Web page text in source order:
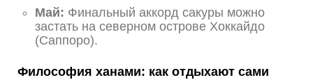
Май: Финальный аккорд сакуры можно
застать на северном острове Хоккайдо
(Саппоро).
Философия ханами: как отдыхают сами